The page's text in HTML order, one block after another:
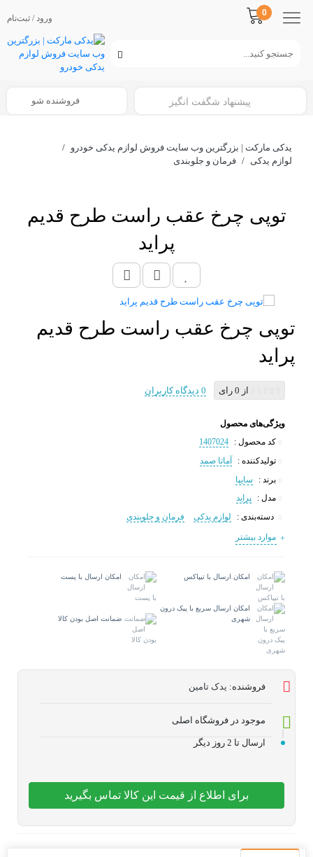
0
ورود / ثبت‌نام
پیشنهاد شگفت انگیز فروشنده شو
یدکی مارکت | بزرگترین وب سایت فروش لوازم یدکی خودرو /
لوازم یدکی / فرمان و جلوبندی
توپی چرخ عقب راست طرح قدیم
پراید
توپی چرخ عقب راست طرح قدیم
پراید
از 0 رای 0 دیدگاه کاربران
ویژگی‌های محصول
کد محصول :
1407024
تولیدکننده :
آماتا صمد
برند :
سایپا
مدل :
پراید
دسته‌بندی :
لوازم یدکی فرمان و جلوبندی
موارد بیشتر
امکان ارسال با تیپاکس امکان ارسال با پست
امکان ارسال سریع با پیک درون
شهری
ضمانت اصل بودن کالا
فروشنده: یدک تامین
موجود در فروشگاه اصلی
ارسال تا 2 روز دیگر
برای اطلاع از قیمت این کالا تماس بگیرید